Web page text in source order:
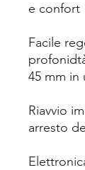
e confort
Facile
45 mm in
Riavvio
arresto